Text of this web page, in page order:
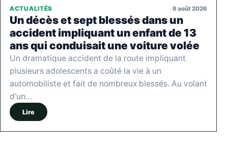
ACTUALITÉS 6 août 2026
Un décès et sept blessés dans un
accident impliquant un enfant de 13
ans qui conduisait une voiture volée
Un dramatique accident de la route impliquant
plusieurs adolescents a coûté la vie à un
automobiliste et fait de nombreux blessés. Au volant
d'un…
Lire